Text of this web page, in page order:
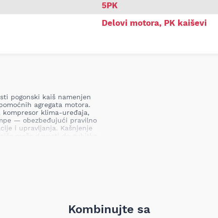
5PK
Delovi motora, PK kaiševi
pogonski kaiš namenjen
agregata motora.
kompresor klima-uređaja,
— obezbeđujući pravilno
i upravljanja. Kašnjenje
nefunkcionalne vodene
otkazivanja
Kombinujte sa